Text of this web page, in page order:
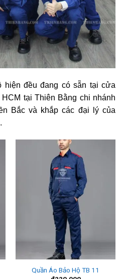
hiện đều đang có sẵn tại cửa
tại Thiên Bằng chi nhánh
Bắc và khắp các đại lý của
Quần Áo Bảo Hộ TB 11